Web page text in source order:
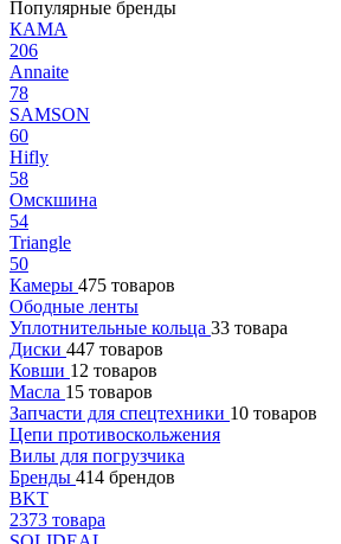
Популярные бренды
КАМА
206
Annaite
78
SAMSON
60
Hifly
58
Омскшина
54
Triangle
50
Камеры 475 товаров
Ободные ленты
Уплотнительные кольца 33 товара
Диски 447 товаров
Ковши 12 товаров
Масла 15 товаров
Запчасти для спецтехники 10 товаров
Цепи противоскольжения
Вилы для погрузчика
Бренды 414 брендов
BKT
2373 товара